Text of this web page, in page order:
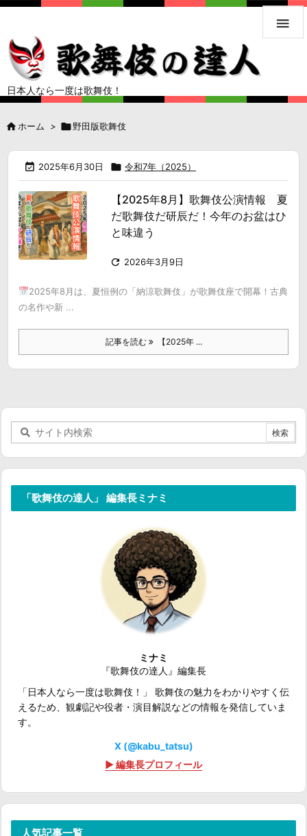
日本人なら一度は歌舞伎！

 ホーム > 野田版歌舞伎
 2025年6月30日  令和7年（2025）
【2025年8月】歌舞伎公演情報 夏
だ歌舞伎だ研辰だ！今年のお盆はひ
と味違う
 2026年3月9日
2025年8月は、夏恒例の「納涼歌舞伎」が歌舞伎座で開幕！古典
の名作や新 ...
記事を読む 【2025年 ...
「歌舞伎の達人」 編集長ミナミ
ミナミ
『歌舞伎の達人』編集長
「日本人なら一度は歌舞伎！」 歌舞伎の魅力をわかりやすく伝
えるため、観劇記や役者・演目解説などの情報を発信していま
す。
X (@kabu_tatsu)
▶ 編集長プロフィール
人気記事一覧